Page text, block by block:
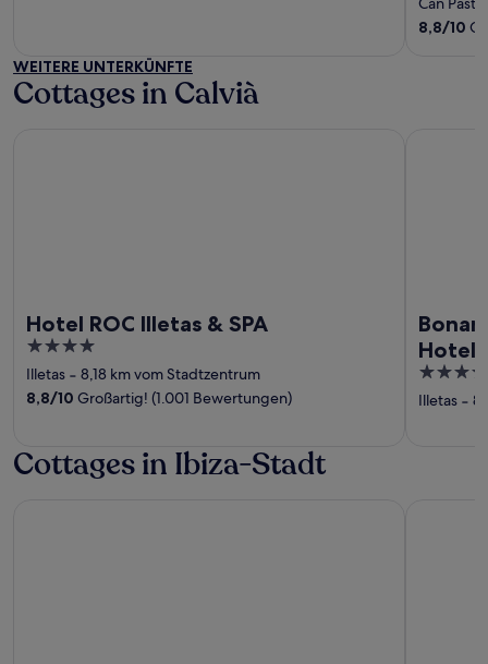
of
8,8/10
WEITERE UNTERKÜNFTE
Cottages in Calvià
Hotel ROC Illetas & SPA
4
out
of
Illetas ‐ 8,18 km vom Stadtzentrum
8,8/10 Großartig! (1.001 Bewertungen)
4
out
Illetas ‐
Cottages in Ibiza-Stadt